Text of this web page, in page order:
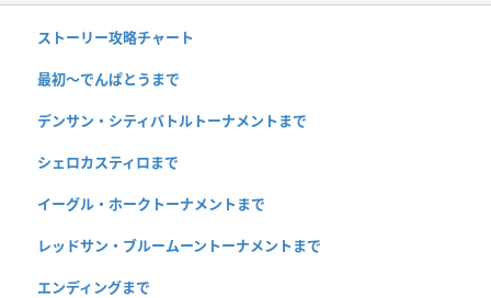
ストーリー攻略チャート
最初～でんぱとうまで
デンサン・シティバトルトーナメントまで
シェロカスティロまで
イーグル・ホークトーナメントまで
レッドサン・ブルームーントーナメントまで
エンディングまで